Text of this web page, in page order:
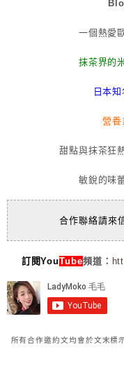
一個熱愛
抹茶界的
日本
營養
甜點與抹茶狂
敏銳的味
合作聯絡請來
訂閱YouTube頻道：
所有合作邀約文均會於文末標